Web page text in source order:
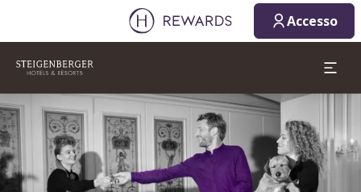
Accesso
Diapositiva 1 di 1